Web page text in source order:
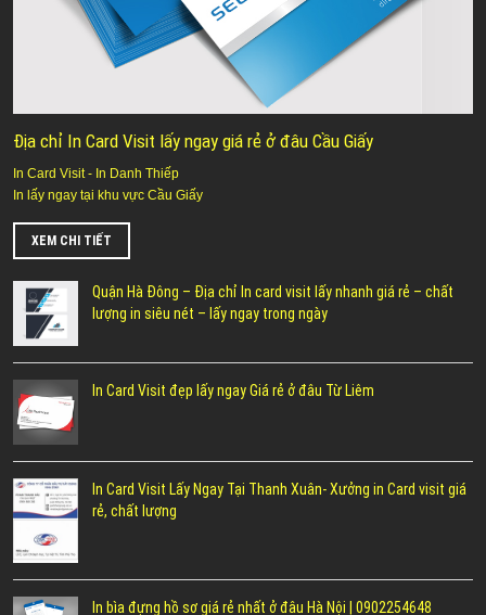
Địa chỉ In Card Visit lấy ngay giá rẻ ở đâu Cầu Giấy
In Card Visit - In Danh Thiếp
In lấy ngay tại khu vực Cầu Giấy
XEM CHI TIẾT
Quận Hà Đông – Địa chỉ In card visit lấy nhanh giá rẻ – chất
lượng in siêu nét – lấy ngay trong ngày
In Card Visit đẹp lấy ngay Giá rẻ ở đâu Từ Liêm
In Card Visit Lấy Ngay Tại Thanh Xuân- Xưởng in Card visit giá
rẻ, chất lượng
In bìa đựng hồ sơ giá rẻ nhất ở đâu Hà Nội | 0902254648